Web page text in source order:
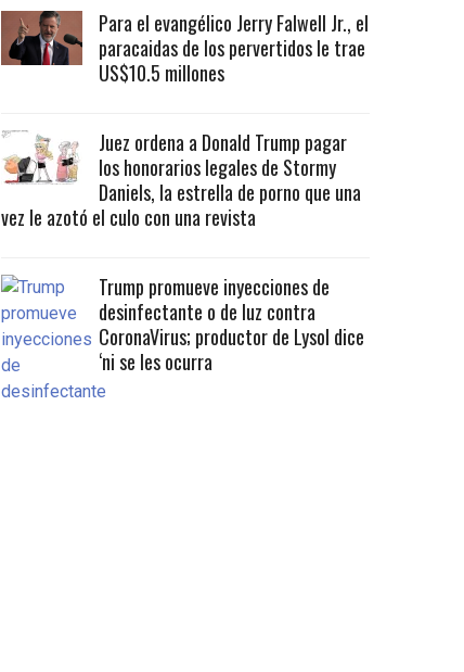
Para el evangélico Jerry Falwell Jr., el
paracaidas de los pervertidos le trae
US$10.5 millones
Juez ordena a Donald Trump pagar
los honorarios legales de Stormy
Daniels, la estrella de porno que una
vez le azotó el culo con una revista
Trump promueve inyecciones de
desinfectante o de luz contra
CoronaVirus; productor de Lysol dice
‘ni se les ocurra